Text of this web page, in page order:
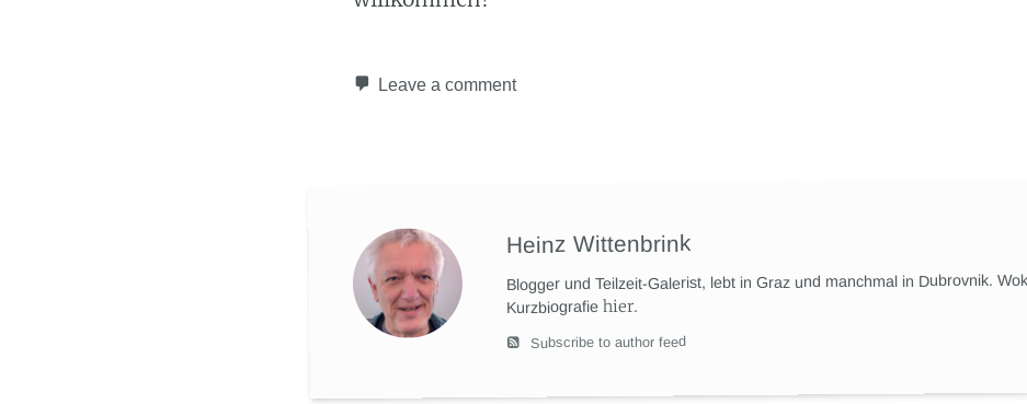
Leave a comment
Heinz Wittenbrink
Blogger und Teilzeit-Galerist, lebt in Graz und manchmal in Dubrovnik.
Kurzbiografie hier.
Subscribe to author feed